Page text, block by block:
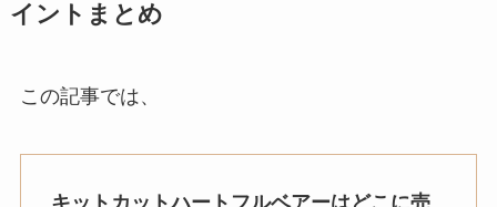
イントまとめ
この記事では、
キットカットハートフルベアーはどこに売